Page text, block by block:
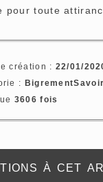
pour toute
création : 22/01/
:
3606 fois
à cet